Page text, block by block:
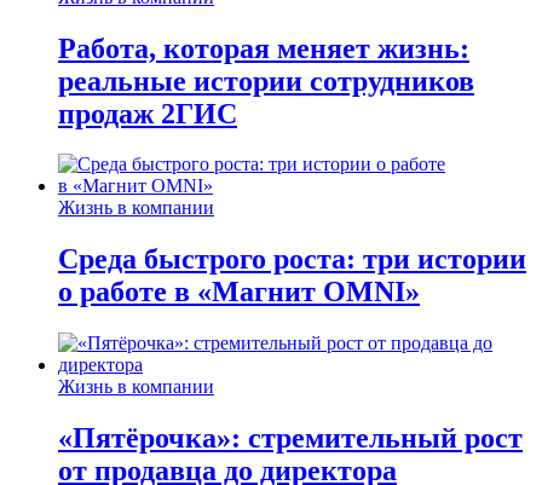
Работа, которая меняет жизнь:
реальные истории сотрудников
продаж 2ГИС
Жизнь в компании
Среда быстрого роста: три истории
о работе в «Магнит OMNI»
Жизнь в компании
«Пятёрочка»: стремительный рост
от продавца до директора